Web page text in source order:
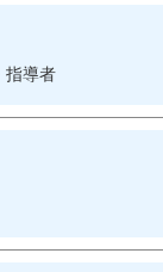
指導者